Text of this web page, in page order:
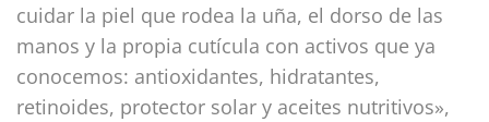
cuidar la piel que rodea la uña, el dorso de las
manos y la propia cutícula con activos que ya
conocemos: antioxidantes, hidratantes,
retinoides, protector solar y aceites nutritivos»,